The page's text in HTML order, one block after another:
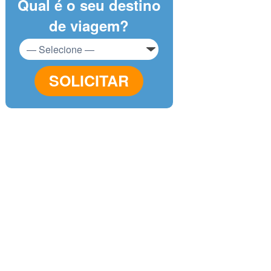
Qual é o seu destino
de viagem?
SOLICITAR